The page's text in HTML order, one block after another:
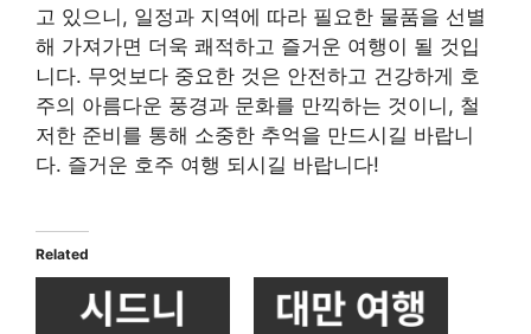
고 있으니, 일정과 지역에 따라 필요한 물품을 선별
해 가져가면 더욱 쾌적하고 즐거운 여행이 될 것입
니다. 무엇보다 중요한 것은 안전하고 건강하게 호
주의 아름다운 풍경과 문화를 만끽하는 것이니, 철
저한 준비를 통해 소중한 추억을 만드시길 바랍니
다. 즐거운 호주 여행 되시길 바랍니다!
Related